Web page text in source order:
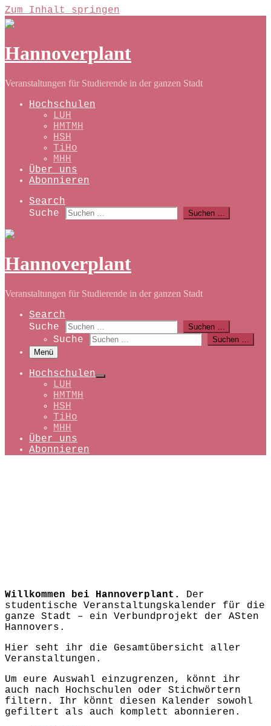
Zum Inhalt springen
Hannoverplant
Veranstaltungen für Studierende in der ganzen Stadt
Hochschulen
LUH
HMTMH
HSH
TiHo
MHH
Über uns
Abonnieren
Search
Suche
Suchen …
Hannoverplant
Veranstaltungen für Studierende in der ganzen Stadt
Search
Suche
Suchen …
Suche
Suchen …
Menü
Hochschulen
LUH
HMTMH
HSH
TiHo
MHH
Über uns
Abonnieren
Willkommen bei Hannoverplant.
Der
studentische Veranstaltungskalender für die
ganze Stadt – ein Verbundprojekt der ASten
Hannovers.
Hier seht ihr die Gesamtübersicht aller
Veranstaltungen.
Um eure Auswahl einzugrenzen, könnt ihr
auch nach Hochschulen oder Stichwörtern
filtern. Ihr könnt diesen Kalender sowohl
gefiltert als auch komplett abonnieren.